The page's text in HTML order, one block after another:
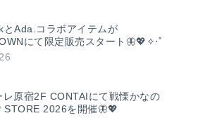
とAda.コラボアイテムが
にて限定販売スタート🦋💖✧‧˚
レ原宿2F CONTAIにて戦慄かなの
STORE 2026を開催🦋💖